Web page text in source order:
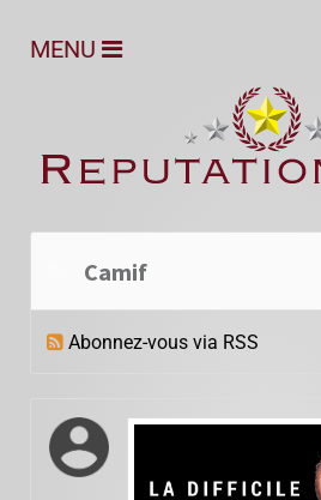
MENU
Camif
Abonnez-vous via RSS